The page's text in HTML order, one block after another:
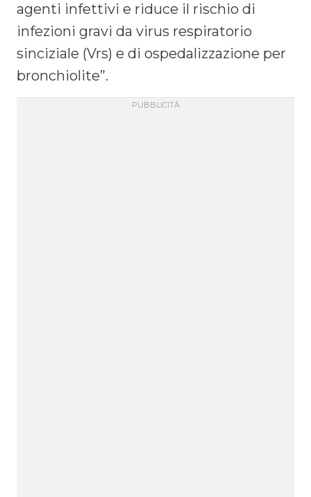
agenti infettivi e riduce il rischio di
infezioni gravi da virus respiratorio
sinciziale (Vrs) e di ospedalizzazione per
bronchiolite”.